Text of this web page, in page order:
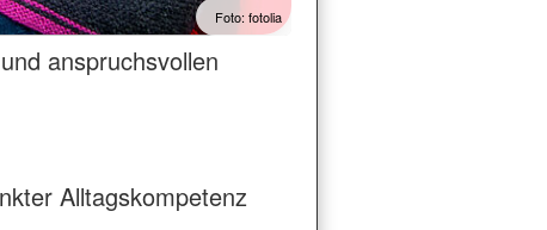
Foto: fotolia
anspruchsvollen
Alltagskompetenz